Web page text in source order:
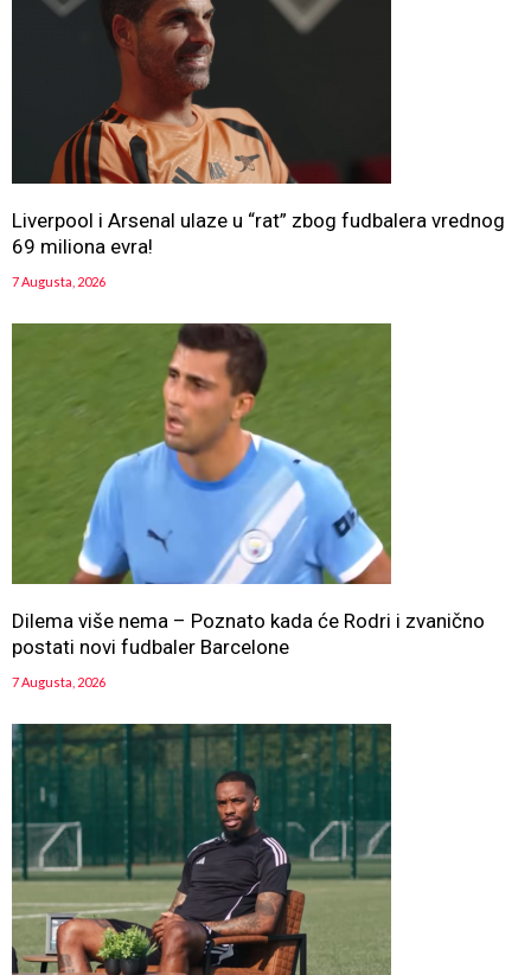
Liverpool i Arsenal ulaze u “rat” zbog fudbalera vrednog
69 miliona evra!
7 Augusta, 2026
Dilema više nema – Poznato kada će Rodri i zvanično
postati novi fudbaler Barcelone
7 Augusta, 2026